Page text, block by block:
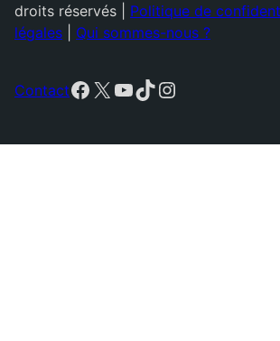
droits réservés | Politique de
légales
Qui sommes-nous ?
ContactFacebook
X YouTube
TikTok
Instagram